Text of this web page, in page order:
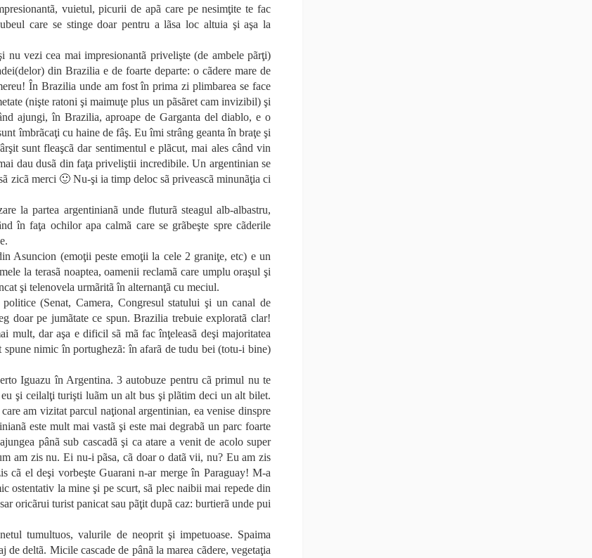
vuietul, picurii de apã care pe nesimţite te fac
care se stinge doar pentru a lãsa loc altuia şi aşa la
vezi cea mai impresionantã privelişte (de ambele pãrţi)
din Brazilia e de foarte departe: o cãdere mare de
În Brazilia unde am fost în prima zi plimbarea se face
(nişte ratoni şi maimuţe plus un pãsãret cam invizibil) şi
ajungi, în Brazilia, aproape de Garganta del diablo, e o
îmbrãcaţi cu haine de fâş. Eu îmi strâng geanta în braţe şi
sunt fleaşcã dar sentimentul e plãcut, mai ales când vin
dau dusã din faţa priveliştii incredibile. Un argentinian se
zicã merci 🙂 Nu-şi ia timp deloc sã priveascã minunãţia ci
la partea argentinianã unde fluturã steagul alb-albastru,
în faţa ochilor apa calmã care se grãbeşte spre cãderile
Asuncion (emoţii peste emoţii la cele 2 graniţe, etc) e un
la terasã noaptea, oamenii reclamã care umplu oraşul şi
şi telenovela urmãritã în alternanţã cu meciul.
(Senat, Camera, Congresul statului şi un canal de
doar pe jumãtate ce spun. Brazilia trebuie exploratã clar!
dar aşa e dificil sã mã fac înţeleasã deşi majoritatea
nimic în portughezã: în afarã de tudu bei (totu-i bine)
Iguazu în Argentina. 3 autobuze pentru cã primul nu te
şi ceilalţi turişti luãm un alt bus şi plãtim deci un alt bilet.
am vizitat parcul naţional argentinian, ea venise dinspre
este mult mai vastã şi este mai degrabã un parc foarte
pânã sub cascadã şi ca atare a venit de acolo super
am zis nu. Ei nu-i pãsa, cã doar o datã vii, nu? Eu am zis
el deşi vorbeşte Guarani n-ar merge în Paraguay! M-a
ostentativ la mine şi pe scurt, sã plec naibii mai repede din
oricãrui turist panicat sau pãţit dupã caz: burtierã unde pui
tumultuos, valurile de neoprit şi impetuoase. Spaima
deltã. Micile cascade de pânã la marea cãdere, vegetaţia